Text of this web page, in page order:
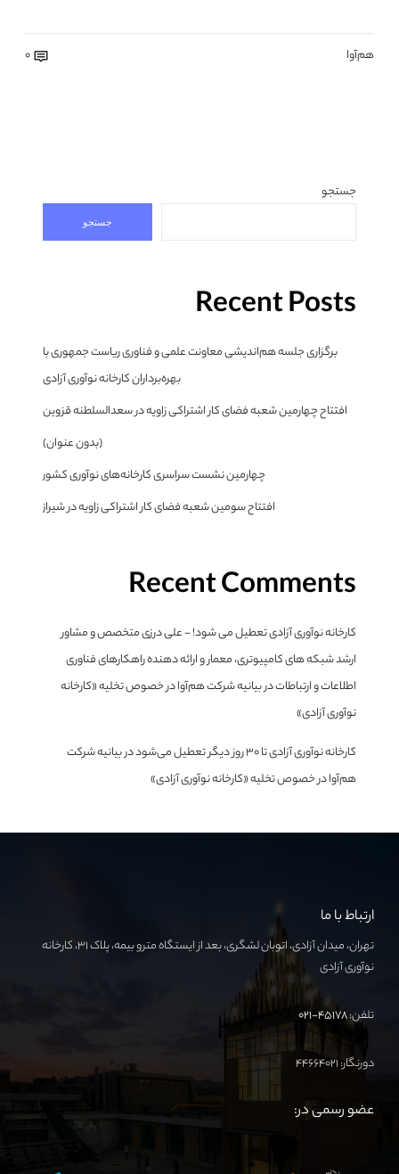
هم‌آوا 0
جستجو
جستجو
Recent Posts
برگزاری جلسه هم‌اندیشی معاونت علمی و فناوری ریاست جمهوری با
بهره‌برداران کارخانه نوآوری آزادی
افتتاح چهارمین شعبه فضای کار اشتراکی زاویه در سعدالسلطنه قزوین
(بدون عنوان)
چهارمین نشست سراسری کارخانه‌های نوآوری کشور
افتتاح سومین شعبه فضای کار اشتراکی زاویه در شیراز
Recent Comments
کارخانه نوآوری آزادی تعطیل می شود! - علی درزی متخصص و مشاور
ارشد شبکه های کامپیوتری، معمار و ارائه دهنده راهکارهای فناوری
اطلاعات و ارتباطاتدربیانیه شرکت هم‌آوا در خصوص تخلیه «کارخانه
نوآوری آزادی»
کارخانه نوآوری آزادی تا ۳۰ روز دیگر تعطیل می‌شود دربیانیه شرکت
هم‌آوا در خصوص تخلیه «کارخانه نوآوری آزادی»
ارتباط با ما
تهران، میدان آزادی، اتوبان لشگری، بعد از ایستگاه مترو بیمه، پلاک ۳۱، کارخانه
نوآوری آزادی
تلفن:۴۵۱۷۸-۰۲۱
دورنگار: ۴۴۶۶۴۰۲۱
عضو رسمی در: